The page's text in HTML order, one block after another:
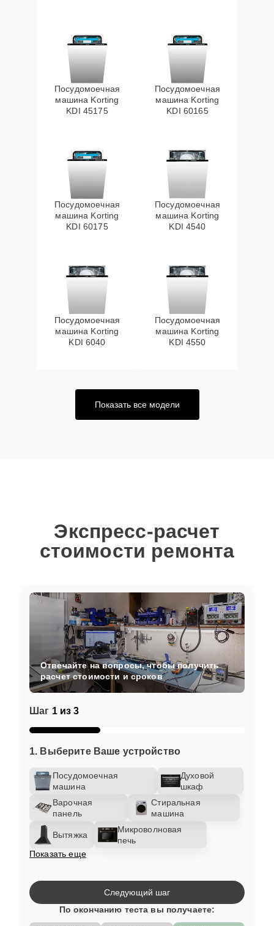
Посудомоечная
машина Korting
KDI 45175
Посудомоечная
машина Korting
KDI 60165
Посудомоечная
машина Korting
KDI 60175
Посудомоечная
машина Korting
KDI 4540
Посудомоечная
машина Korting
KDI 6040
Посудомоечная
машина Korting
KDI 4550
Показать все модели
Экспресс-расчет
стоимости ремонта
Шаг 1 из 3
1. Выберите Ваше устройство
Посудомоечная
машина
Духовой
шкаф
Варочная
панель
Стиральная
машина
Вытяжка
Микроволновая
печь
Показать еще
Отвечайте на вопросы, чтобы получить
расчет стоимости и сроков
Следующий шаг
По окончанию теста вы получаете: